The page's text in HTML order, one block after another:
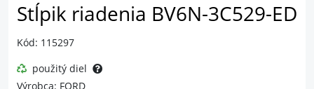
Stĺpik riadenia BV6N-3C529-ED
Kód: 115297
použitý diel
Výrobca: FORD